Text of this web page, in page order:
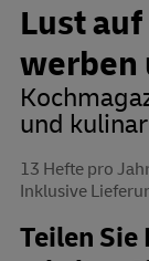
Lust
werben
und
13 Hefte pro
Inklusive
Teilen